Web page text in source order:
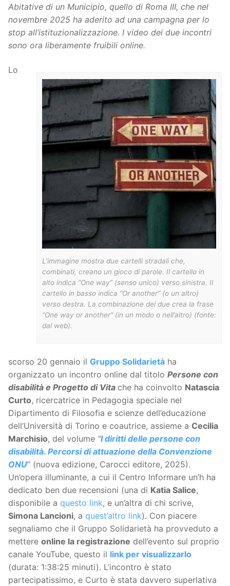
Abitative di un Municipio, quello di Roma III, che nel
novembre 2025 ha aderito ad una campagna per lo
stop all’istituzionalizzazione. I video dei due incontri
sono ora liberamente fruibili online.
L’immagine mostra due cartelli stradali che,
combinati, creano un gioco di parole. Il cartello in
alto indica “One way” (senso unico) verso sinistra. Il
cartello in basso indica “Or another” (o un altro)
verso destra. La combinazione dei due crea la frase
“One way or another” (in un modo o nell’altro) (fonte:
dal web).
Lo
scorso 20 gennaio il Gruppo Solidarietà ha
organizzato un incontro online dal titolo Persone con
disabilità e Progetto di Vita che ha coinvolto Natascia
Curto, ricercatrice in Pedagogia speciale nel
Dipartimento di Filosofia e scienze dell’educazione
dell’Università di Torino e coautrice, assieme a Cecilia
Marchisio, del volume “I diritti delle persone con
disabilità. Percorsi di attuazione della Convenzione
ONU” (nuova edizione, Carocci editore, 2025).
Un’opera illuminante, a cui il Centro Informare un’h ha
dedicato ben due recensioni (una di Katia Salice,
disponibile a questo link, e un’altra di chi scrive,
Simona Lancioni, a quest’altro link). Con piacere
segnaliamo che il Gruppo Solidarietà ha provveduto a
mettere online la registrazione dell’evento sul proprio
canale YouTube, questo il link per visualizzarlo
(durata: 1:38:25 minuti). L’incontro è stato
partecipatissimo, e Curto è stata davvero superlativa